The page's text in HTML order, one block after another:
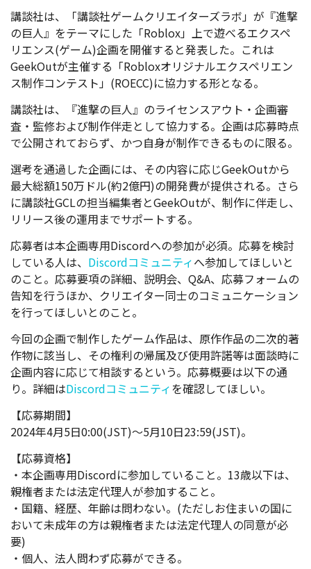
講談社は、「講談社ゲームクリエイターズラボ」が『進撃
の巨人』をテーマにした「Roblox」上で遊べるエクスペ
リエンス(ゲーム)企画を開催すると発表した。これは
GeekOutが主催する「Robloxオリジナルエクスペリエン
ス制作コンテスト」(ROECC)に協力する形となる。
講談社は、『進撃の巨人』のライセンスアウト・企画審
査・監修および制作伴走として協力する。 企画は応募時点
で公開されておらず、かつ自身が制作できるものに限る。
選考を通過した企画には、その内容に応じGeekOutから
最大総額150万ドル(約2億円)の開発費が提供される。さら
に講談社GCLの担当編集者とGeekOutが、制作に伴走し、
リリース後の運用までサポートする。
応募者は本企画専用Discordへの参加が必須。応募を検討
している人は、 Discordコミュニティへ参加してほしいと
のこと。 応募要項の詳細、説明会、Q&A、応募フォームの
告知を行うほか、クリエイター同士のコミュニケーション
を行ってほしいとのこと。
今回の企画で制作したゲーム作品は、原作作品の二次的著
作物に該当し、その権利の帰属及び使用許諾等は面談時に
企画内容に応じて相談するという。 応募概要は以下の通
り。詳細はDiscordコミュニティを確認してほしい。
【応募期間】
2024年4月5日0:00(JST)～5月10日23:59(JST)。
【応募資格】
・本企画専用Discordに参加していること。13歳以下は、
親権者または法定代理人が参加すること。
・国籍、経歴、年齢は問わない。(ただしお住まいの国に
おいて未成年の方は親権者または法定代理人の同意が必
要)
・個人、法人問わず応募ができる。